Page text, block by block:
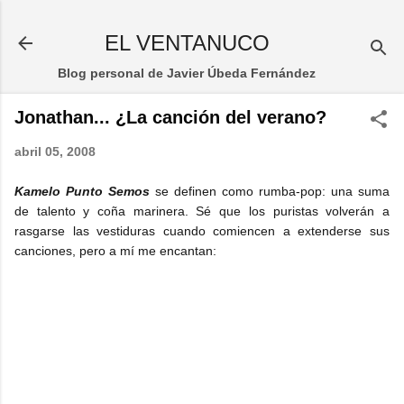
EL VENTANUCO
Blog personal de Javier Úbeda Fernández
Jonathan... ¿La canción del verano?
abril 05, 2008
Kamelo Punto Semos se definen como rumba-pop: una suma
de talento y coña marinera. Sé que los puristas volverán a
rasgarse las vestiduras cuando comiencen a extenderse sus
canciones, pero a mí me encantan: